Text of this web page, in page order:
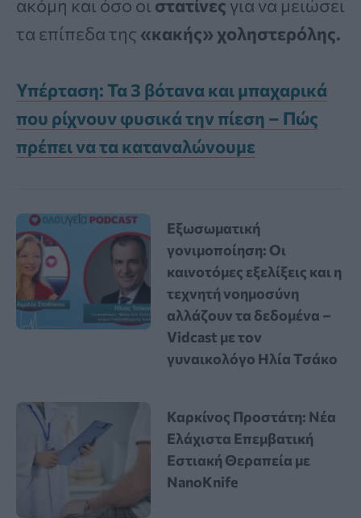
ακόμη και όσο οι στατίνες για να μειώσει
τα επίπεδα της «κακής» χοληστερόλης.
Υπέρταση: Τα 3 βότανα και μπαχαρικά
που ρίχνουν φυσικά την πίεση – Πώς
πρέπει να τα καταναλώνουμε
Εξωσωματική
γονιμοποίηση: Οι
καινοτόμες εξελίξεις και η
τεχνητή νοημοσύνη
αλλάζουν τα δεδομένα –
Vidcast με τον
γυναικολόγο Ηλία Τσάκο
Καρκίνος Προστάτη: Νέα
Ελάχιστα Επεμβατική
Εστιακή Θεραπεία με
NanoKnife